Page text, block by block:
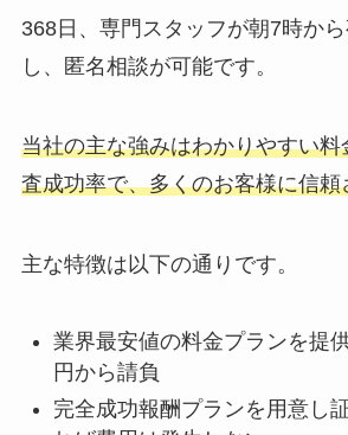
368日、専門スタッフが朝7時か
し、匿名相談が可能です。
当社の主な強みはわかりやすい
査成功率で、多くのお客様に信
主な特徴は以下の通りです。
業界最安値の料金プランを提
円から請負
完全成功報酬プランを用意し